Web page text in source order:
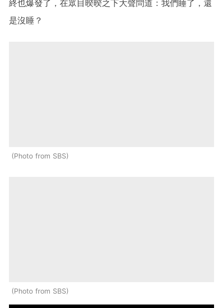
終也爆發了，在眾目暌暌之下大聲問道：我們睡了，還
是沒睡？
Photo from SBS
Photo from SBS